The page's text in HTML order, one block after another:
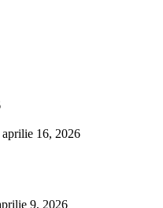
aprilie 16, 2026
9, 2026